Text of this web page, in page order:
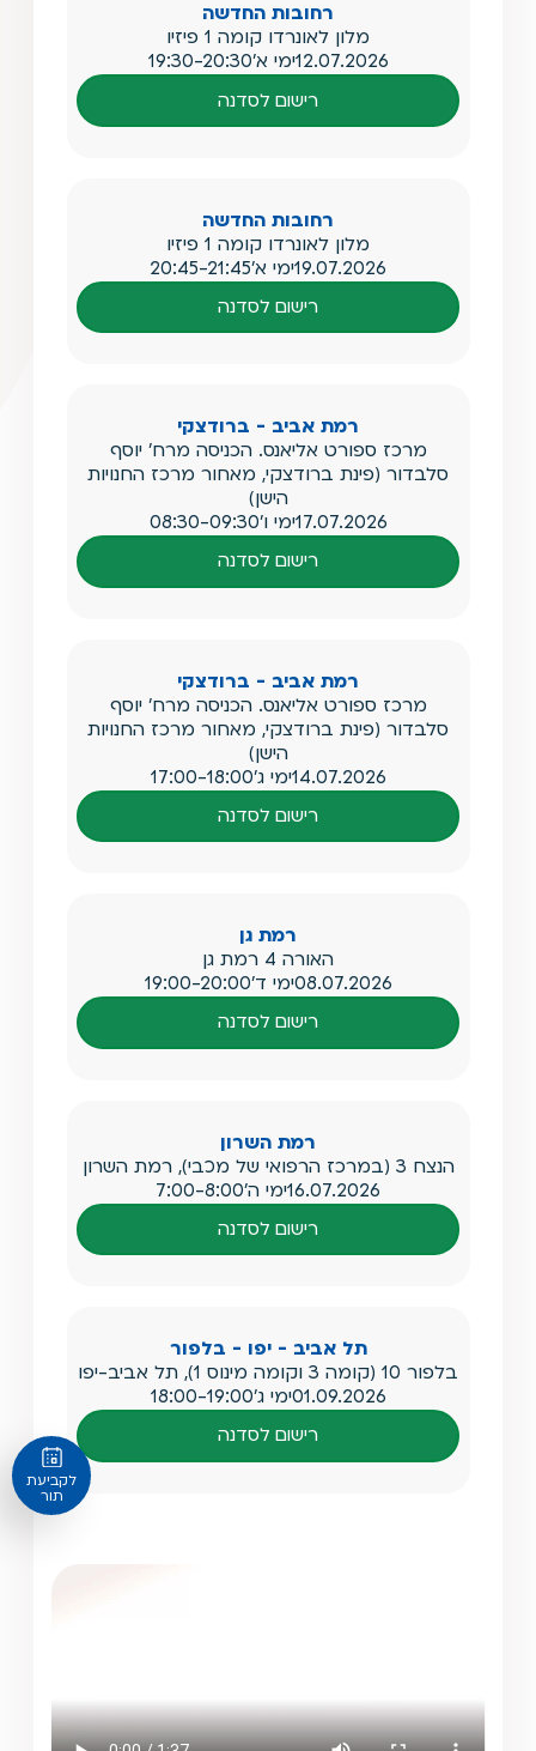
לקביעת
תור
רחובות החדשה
מלון לאונרדו קומה 1 פיזיו
12.07.2026ימי א'19:30-20:30
רישום לסדנה
רחובות החדשה
מלון לאונרדו קומה 1 פיזיו
19.07.2026ימי א'20:45-21:45
רישום לסדנה
רמת אביב - ברודצקי
מרכז ספורט אליאנס. הכניסה מרח' יוסף
סלבדור (פינת ברודצקי, מאחור מרכז החנויות
הישן)
17.07.2026ימי ו'08:30-09:30
רישום לסדנה
רמת אביב - ברודצקי
מרכז ספורט אליאנס. הכניסה מרח' יוסף
סלבדור (פינת ברודצקי, מאחור מרכז החנויות
הישן)
14.07.2026ימי ג'17:00-18:00
רישום לסדנה
רמת גן
האורה 4 רמת גן
08.07.2026ימי ד'19:00-20:00
רישום לסדנה
רמת השרון
הנצח 3 (במרכז הרפואי של מכבי), רמת השרון
16.07.2026ימי ה'7:00-8:00
רישום לסדנה
תל אביב - יפו - בלפור
בלפור 10 (קומה 3 וקומה מינוס 1), תל אביב-יפו
01.09.2026ימי ג'18:00-19:00
רישום לסדנה